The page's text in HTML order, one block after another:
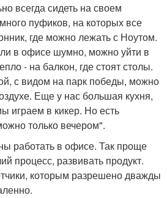
всегда сидеть на своем
пуфиков, на которых все
где можно лежать с Ноутом.
в офисе шумно, можно уйти в
- на балкон, где стоят столы.
с видом на парк победы, можно
Еще у нас большая кухня,
играем в кикер. Но есть
только вечером".
работать в офисе. Так проще
процесс, развивать продукт.
которым разрешено дважды